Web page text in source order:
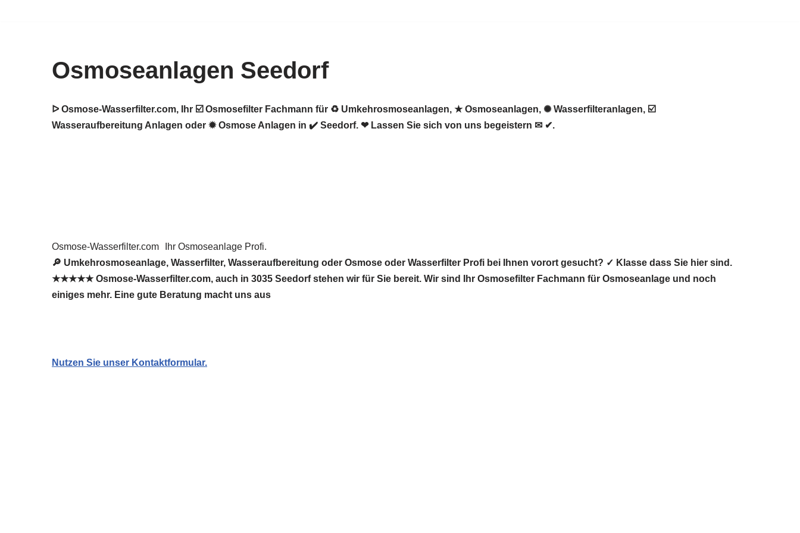
Osmoseanlagen Seedorf
ᐅ Osmose-Wasserfilter.com, Ihr ☑️ Osmosefilter Fachmann für ♻ Umkehrosmoseanlagen, ★ Osmoseanlagen, ✺ Wasserfilteranlagen, ☑️
Wasseraufbereitung Anlagen oder ✹ Osmose Anlagen in ✔️ Seedorf. ❤ Lassen Sie sich von uns begeistern ✉ ✔.
Osmose-Wasserfilter.com
Ihr Osmoseanlage Profi.
🔎 Umkehrosmoseanlage, Wasserfilter, Wasseraufbereitung oder Osmose oder Wasserfilter Profi bei Ihnen vorort gesucht? ✓ Klasse dass Sie hier sind.
★★★★★ Osmose-Wasserfilter.com, auch in 3035 Seedorf stehen wir für Sie bereit. Wir sind Ihr Osmosefilter Fachmann für Osmoseanlage und noch
einiges mehr. Eine gute Beratung macht uns aus
Nutzen Sie unser Kontaktformular.